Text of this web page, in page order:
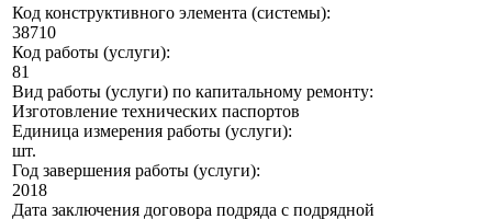
Код конструктивного элемента (системы):
38710
Код работы (услуги):
81
Вид работы (услуги) по капитальному ремонту:
Изготовление технических паспортов
Единица измерения работы (услуги):
шт.
Год завершения работы (услуги):
2018
Дата заключения договора подряда с подрядной